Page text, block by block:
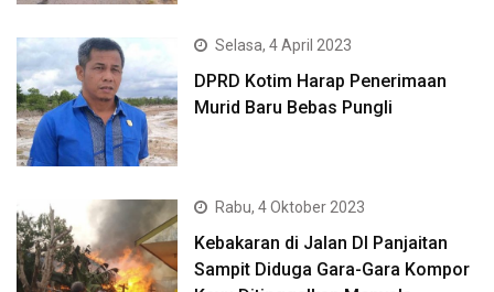
Selasa, 4 April 2023
DPRD Kotim Harap Penerimaan
Murid Baru Bebas Pungli
Rabu, 4 Oktober 2023
Kebakaran di Jalan DI Panjaitan
Sampit Diduga Gara-Gara Kompor